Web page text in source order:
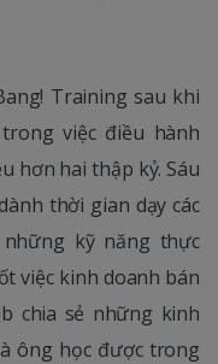
Training sau khi
việc điều hành
hơn hai thập kỷ. Sáu
thời gian dạy các
kỹ năng thực
việc kinh doanh bán
chia sẻ những kinh
ông học được trong